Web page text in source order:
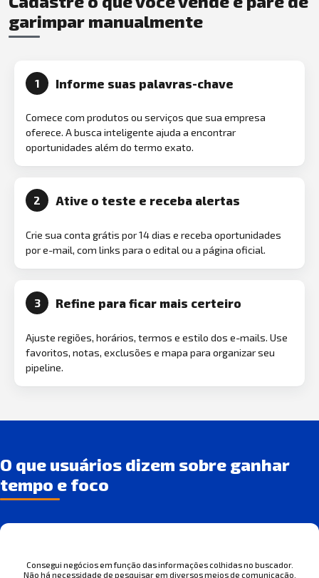
garimpar manualmente
1 Informe suas palavras-chave
Comece com produtos ou serviços que sua empresa
oferece. A busca inteligente ajuda a encontrar
oportunidades além do termo exato.
2 Ative o teste e receba alertas
Crie sua conta grátis por 14 dias e receba oportunidades
por e-mail, com links para o edital ou a página oficial.
3 Refine para ficar mais certeiro
Ajuste regiões, horários, termos e estilo dos e-mails. Use
favoritos, notas, exclusões e mapa para organizar seu
pipeline.
O que usuários dizem sobre ganhar
tempo e foco
Consegui negócios em função das informações colhidas no buscador.
Não há necessidade de pesquisar em diversos meios de comunicação.